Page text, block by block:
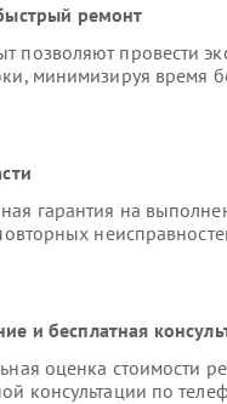
ремонт
провести
минимизируя время
гарантия на
и бесплатная
оценка стоимости
консультации по